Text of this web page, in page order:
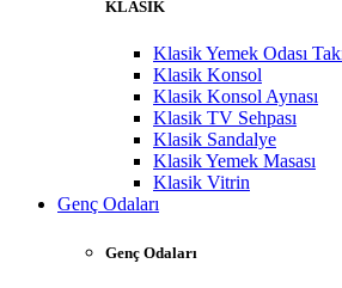
KLASİK
Klasik Yemek Odası
Klasik Konsol
Klasik Konsol Aynası
Klasik TV Sehpası
Klasik Sandalye
Klasik Yemek Masası
Klasik Vitrin
Genç Odaları
Genç Odaları